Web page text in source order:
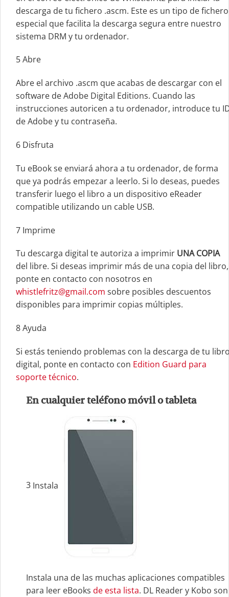
descarga de tu fichero .ascm. Este es un tipo de fichero
especial que facilita la descarga segura entre nuestro
sistema DRM y tu ordenador.
5Abre
Abre el archivo .ascm que acabas de descargar con el
software de Adobe Digital Editions. Cuando las
instrucciones autoricen a tu ordenador, introduce tu
de Adobe y tu contraseña.
6 Disfruta
Tu eBook se enviará ahora a tu ordenador, de forma
que ya podrás empezar a leerlo. Si lo deseas, puedes
transferir luego el libro a un dispositivo eReader
compatible utilizando un cable USB.
7 Imprime
Tu descarga digital te autoriza a imprimir UNA COPIA
del libre. Si deseas imprimir más de una copia del libro,
ponte en contacto con nosotros en
whistlefritz@gmail.com sobre posibles descuentos
disponibles para imprimir copias múltiples.
8Ayuda
Si estás teniendo problemas con la descarga de tu
digital, ponte en contacto con Edition Guard para
soporte técnico.
En cualquier teléfono móvil o tableta
3 Instala
Instala una de las muchas aplicaciones compatibles
para leer eBooks de esta lista. DL Reader y Kobo